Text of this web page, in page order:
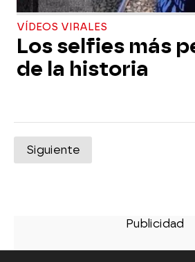
VÍDEOS VIRALES
Los selfies más
de la historia
Siguiente